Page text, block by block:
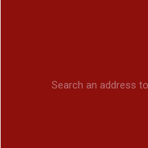
Search an address